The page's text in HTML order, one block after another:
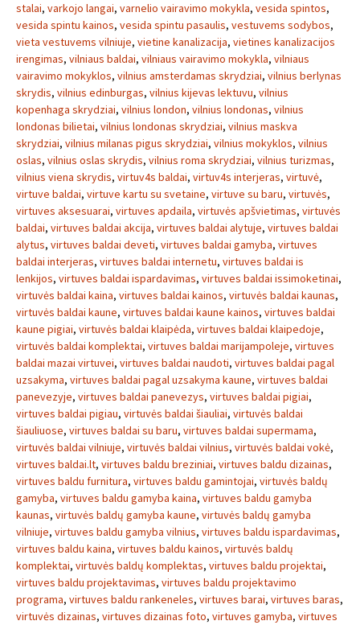
stalai, varkojo langai, varnelio vairavimo mokykla, vesida spintos,
vesida spintu kainos, vesida spintu pasaulis, vestuvems sodybos,
vieta vestuvems vilniuje, vietine kanalizacija, vietines kanalizacijos
irengimas, vilniaus baldai, vilniaus vairavimo mokykla, vilniaus
vairavimo mokyklos, vilnius amsterdamas skrydziai, vilnius berlynas
skrydis, vilnius edinburgas, vilnius kijevas lektuvu, vilnius
kopenhaga skrydziai, vilnius london, vilnius londonas, vilnius
londonas bilietai, vilnius londonas skrydziai, vilnius maskva
skrydziai, vilnius milanas pigus skrydziai, vilnius mokyklos, vilnius
oslas, vilnius oslas skrydis, vilnius roma skrydziai, vilnius turizmas,
vilnius viena skrydis, virtuv4s baldai, virtuv4s interjeras, virtuvė,
virtuve baldai, virtuve kartu su svetaine, virtuve su baru, virtuvės,
virtuves aksesuarai, virtuves apdaila, virtuvės apšvietimas, virtuvės
baldai, virtuves baldai akcija, virtuves baldai alytuje, virtuves baldai
alytus, virtuves baldai deveti, virtuves baldai gamyba, virtuves
baldai interjeras, virtuves baldai internetu, virtuves baldai is
lenkijos, virtuves baldai ispardavimas, virtuves baldai issimoketinai,
virtuvės baldai kaina, virtuves baldai kainos, virtuvės baldai kaunas,
virtuvės baldai kaune, virtuves baldai kaune kainos, virtuves baldai
kaune pigiai, virtuvės baldai klaipėda, virtuves baldai klaipedoje,
virtuvės baldai komplektai, virtuves baldai marijampoleje, virtuves
baldai mazai virtuvei, virtuves baldai naudoti, virtuves baldai pagal
uzsakyma, virtuves baldai pagal uzsakyma kaune, virtuves baldai
panevezyje, virtuves baldai panevezys, virtuves baldai pigiai,
virtuves baldai pigiau, virtuvės baldai šiauliai, virtuvės baldai
šiauliuose, virtuves baldai su baru, virtuves baldai supermama,
virtuvės baldai vilniuje, virtuvės baldai vilnius, virtuvės baldai vokė,
virtuves baldai.lt, virtuves baldu breziniai, virtuves baldu dizainas,
virtuves baldu furnitura, virtuves baldu gamintojai, virtuvės baldų
gamyba, virtuves baldu gamyba kaina, virtuves baldu gamyba
kaunas, virtuvės baldų gamyba kaune, virtuvės baldų gamyba
vilniuje, virtuves baldu gamyba vilnius, virtuves baldu ispardavimas,
virtuves baldu kaina, virtuves baldu kainos, virtuvės baldų
komplektai, virtuvės baldų komplektas, virtuves baldu projektai,
virtuves baldu projektavimas, virtuves baldu projektavimo
programa, virtuves baldu rankeneles, virtuves barai, virtuves baras,
virtuvės dizainas, virtuves dizainas foto, virtuves gamyba, virtuves